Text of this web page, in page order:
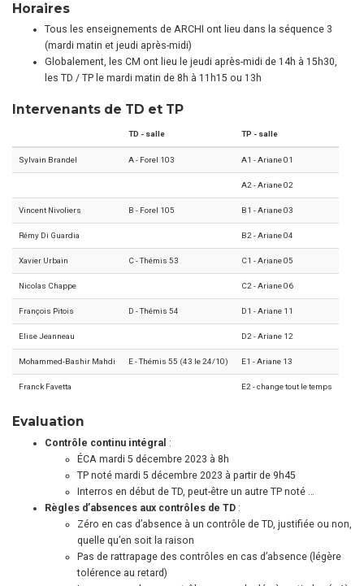
Horaires
Tous les enseignements de ARCHI ont lieu dans la séquence 3
(mardi matin et jeudi après-midi)
Globalement, les CM ont lieu le jeudi après-midi de 14h à 15h30,
les TD / TP le mardi matin de 8h à 11h15 ou 13h
Intervenants de TD et TP
TD - salle TP - salle
Sylvain Brandel A - Forel 103 A1 - Ariane 01
A2 - Ariane 02
Vincent Nivoliers B - Forel 105 B1 - Ariane 03
Rémy Di Guardia B2 - Ariane 04
Xavier Urbain C - Thémis 53 C1 - Ariane 05
Nicolas Chappe C2 - Ariane 06
François Pitois D - Thémis 54 D1 - Ariane 11
Elise Jeanneau D2 - Ariane 12
Mohammed-Bashir Mahdi E - Thémis 55 (43 le 24/10) E1 - Ariane 13
Franck Favetta E2 - change tout le temps
Evaluation
Contrôle continu intégral :
ÉCA mardi 5 décembre 2023 à 8h
TP noté mardi 5 décembre 2023 à partir de 9h45
Interros en début de TD, peut-être un autre TP noté …
Règles d’absences aux contrôles de TD :
Zéro en cas d’absence à un contrôle de TD, justifiée ou non,
quelle qu’en soit la raison
Pas de rattrapage des contrôles en cas d’absence (légère
tolérence au retard)